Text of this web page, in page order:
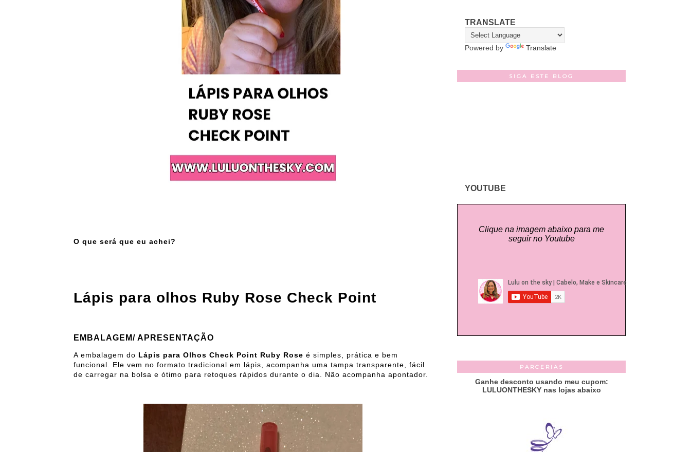
O que será que eu achei?
Lápis para olhos Ruby Rose Check Point
EMBALAGEM/ APRESENTAÇÃO
A embalagem do Lápis para Olhos Check Point Ruby Rose é simples, prática e bem
funcional. Ele vem no formato tradicional em lápis, acompanha uma tampa transparente, fácil
de carregar na bolsa e ótimo para retoques rápidos durante o dia. Não acompanha apontador.
TRANSLATE
Powered by Translate
SIGA ESTE BLOG
YOUTUBE
Clique na imagem abaixo para me
seguir no Youtube
PARCERIAS
Ganhe desconto usando meu cupom:
LULUONTHESKY nas lojas abaixo